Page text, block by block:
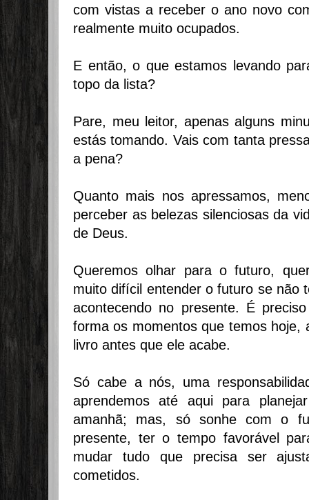
com vistas a receber o ano novo
realmente muito ocupados.
E então, o que estamos levando
topo da lista?
Pare, meu leitor, apenas alguns
estás tomando. Vais com tanta
a pena?
Quanto mais nos apressamos,
perceber as belezas silenciosas da
de Deus.
Queremos olhar para o futuro,
muito difícil entender o futuro se não
acontecendo no presente. É
forma os momentos que temos hoje,
livro antes que ele acabe.
Só cabe a nós, uma
aprendemos até aqui para
amanhã; mas, só sonhe com o
presente, ter o tempo favorável
mudar tudo que precisa ser
cometidos.